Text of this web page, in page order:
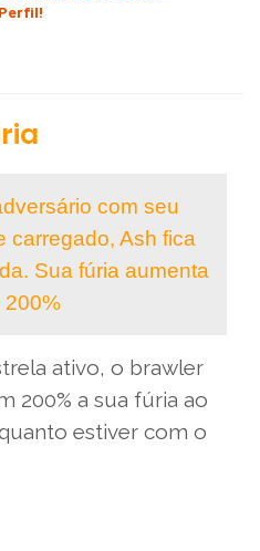
com seu
carregado, Ash fica
Sua fúria aumenta
200%
ativo, o brawler
200% a sua fúria ao
estiver com o